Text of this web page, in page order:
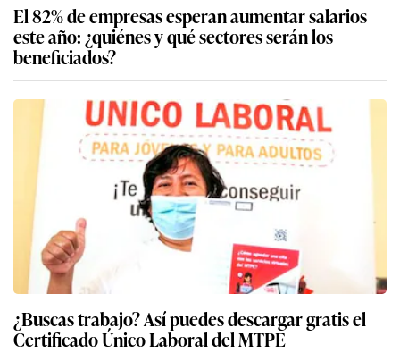
El 82% de empresas esperan aumentar salarios
este año: ¿quiénes y qué sectores serán los
beneficiados?
¿Buscas trabajo? Así puedes descargar gratis el
Certificado Único Laboral del MTPE